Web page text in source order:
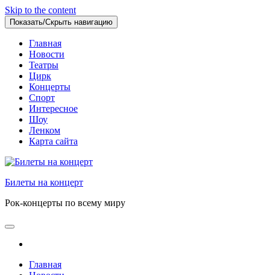
Skip to the content
Показать/Скрыть навигацию
Главная
Новости
Театры
Цирк
Концерты
Спорт
Интересное
Шоу
Ленком
Карта сайта
Билеты на концерт
Рок-концерты по всему миру
Главная